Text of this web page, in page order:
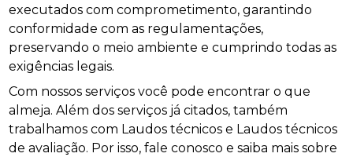
executados com comprometimento, garantindo
conformidade com as regulamentações,
preservando o meio ambiente e cumprindo todas as
exigências legais.
Com nossos serviços você pode encontrar o que
almeja. Além dos serviços já citados, também
trabalhamos com Laudos técnicos e Laudos técnicos
de avaliação. Por isso, fale conosco e saiba mais sobre